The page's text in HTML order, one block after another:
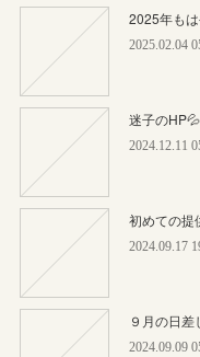
2025年も
2025.02.04
迷子のHP💦
2024.12.11
初めての提
2024.09.17
９月の日
2024.09.09